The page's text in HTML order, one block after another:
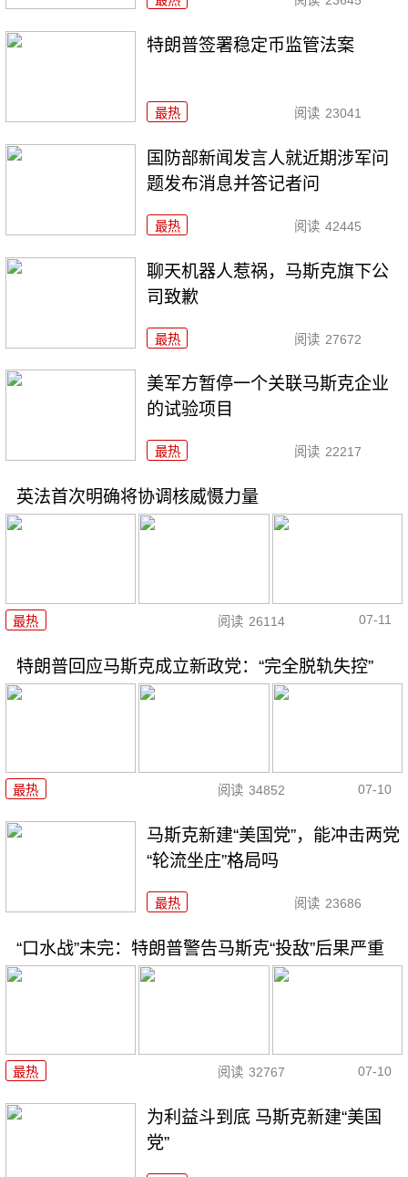
特朗普签署稳定币监管法案
最热 阅读 23041
国防部新闻发言人就近期涉军问
题发布消息并答记者问
最热 阅读 42445
聊天机器人惹祸，马斯克旗下公
司致歉
最热 阅读 27672
美军方暂停一个关联马斯克企业
的试验项目
最热 阅读 22217
英法首次明确将协调核威慑力量
最热 阅读 26114 07-11
特朗普回应马斯克成立新政党：“完全脱轨失控”
最热 阅读 34852 07-10
马斯克新建“美国党”，能冲击两党
“轮流坐庄”格局吗
最热 阅读 23686
“口水战”未完：特朗普警告马斯克“投敌”后果严重
最热 阅读 32767 07-10
为利益斗到底 马斯克新建“美国
党”